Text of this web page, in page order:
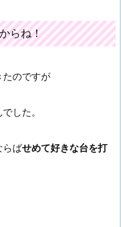
らね！
たのですが
した。
らばせめて好きな台を打